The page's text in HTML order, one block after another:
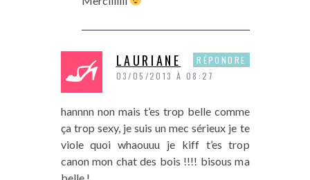
LAURIANE
03/05/2013 À 08:27
hannnn non mais t’es trop belle comme
ça trop sexy, je suis un mec sérieux je te
viole quoi whaouuu je kiff t’es trop
canon mon chat des bois !!!! bisous ma
belle !
RÉPONDRE